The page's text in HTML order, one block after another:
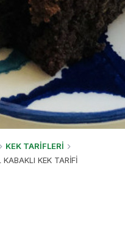
KEK TARİFLERİ
KABAKLI KEK TARİFİ